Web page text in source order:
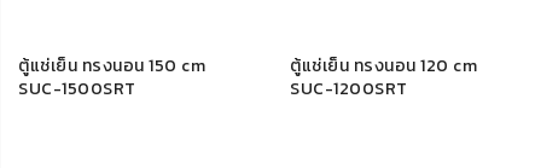
ตู้แช่เย็น ทรงนอน 150 cm
SUC-1500SRT
ตู้แช่เย็น ทรงนอน 120 cm
SUC-1200SRT